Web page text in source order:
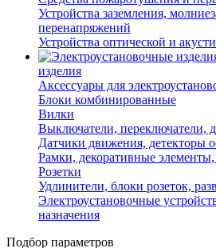
Устройства заземления,
перенапряжений
Устройства оптической и
изделия
Аксессуары для
Блоки комбинированные
Вилки
Выключатели, переключатели,
Датчики движения, детекторы
Рамки, декоративные
Розетки
Удлинители, блоки розеток,
Электроустановочные
назначения
Подбор параметров